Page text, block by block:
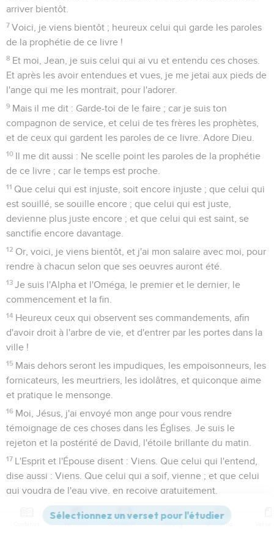
arriver bientôt.
7 Voici, je viens bientôt ; heureux celui qui garde les paroles
de la prophétie de ce livre !
8 Et moi, Jean, je suis celui qui ai vu et entendu ces choses.
Et après les avoir entendues et vues, je me jetai aux pieds de
l'ange qui me les montrait, pour l'adorer.
9 Mais il me dit : Garde-toi de le faire ; car je suis ton
compagnon de service, et celui de tes frères les prophètes,
et de ceux qui gardent les paroles de ce livre. Adore Dieu.
10 Il me dit aussi : Ne scelle point les paroles de la prophétie
de ce livre ; car le temps est proche.
11 Que celui qui est injuste, soit encore injuste ; que celui qui
est souillé, se souille encore ; que celui qui est juste,
devienne plus juste encore ; et que celui qui est saint, se
sanctifie encore davantage.
12 Or, voici, je viens bientôt, et j'ai mon salaire avec moi, pour
rendre à chacun selon que ses oeuvres auront été.
13 Je suis l'Alpha et l'Oméga, le premier et le dernier, le
commencement et la fin.
14 Heureux ceux qui observent ses commandements, afin
d'avoir droit à l'arbre de vie, et d'entrer par les portes dans la
ville !
15 Mais dehors seront les impudiques, les empoisonneurs, les
fornicateurs, les meurtriers, les idolâtres, et quiconque aime
et pratique le mensonge.
16 Moi, Jésus, j'ai envoyé mon ange pour vous rendre
témoignage de ces choses dans les Églises. Je suis le
rejeton et la postérité de David, l'étoile brillante du matin.
17 L'Esprit et l'Épouse disent : Viens. Que celui qui l'entend,
dise aussi : Viens. Que celui qui a soif, vienne ; et que celui
qui voudra de l'eau vive, en reçoive gratuitement.
ConclusionVersions Commentaires Strong